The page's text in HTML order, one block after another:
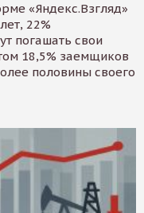
«Яндекс.Взгляд»
22%
погашать свои
18,5% заемщиков
половины своего